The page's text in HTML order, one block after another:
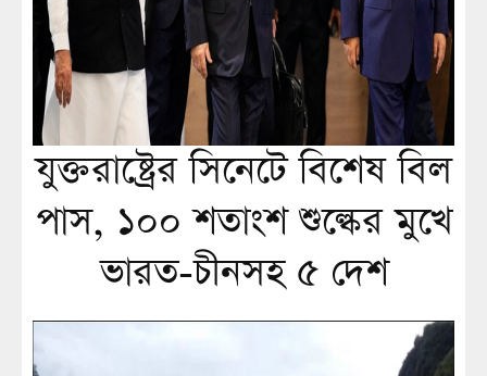
যুক্তরাষ্ট্রের সিনেটে বিশেষ বিল
পাস, ১০০ শতাংশ শুল্কের মুখে
ভারত-চীনসহ ৫ দেশ